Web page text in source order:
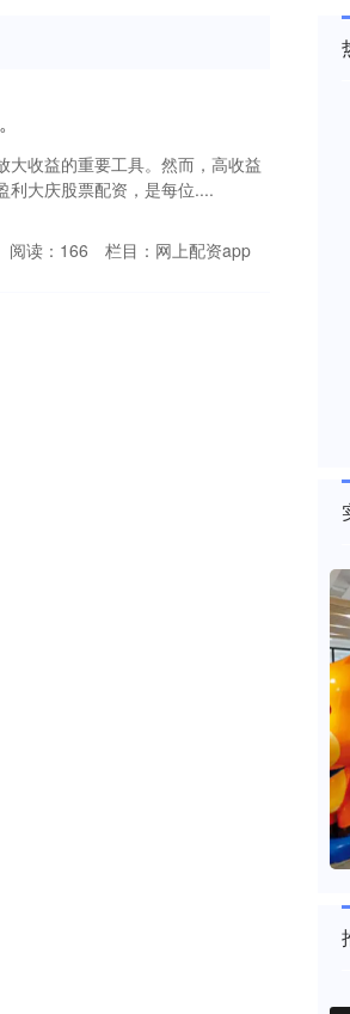
大收益的重要工具。然而，高收益
利大庆股票配资，是每位....
阅读： 166 栏目： 网上配资app